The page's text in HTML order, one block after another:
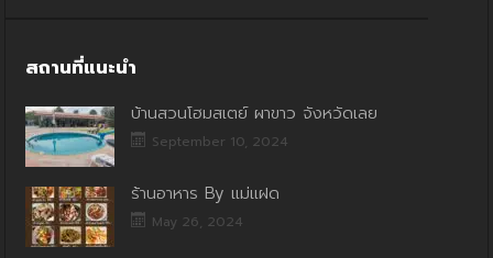
สถานที่แนะนำ
บ้านสวนโฮมสเตย์ ผาขาว จังหวัดเลย
September 10, 2024
ร้านอาหาร By แม่แฝด
May 26, 2024